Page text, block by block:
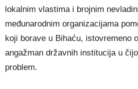
lokalnim vlastima i brojnim
međunarodnim organizacijama
koji borave u Bihaću, istovremeno
angažman državnih institucija u
problem.